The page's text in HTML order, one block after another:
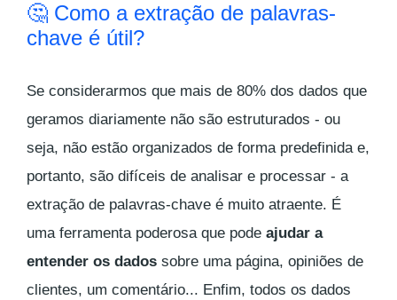
🤔 Como a extração de palavras-
chave é útil?
Se considerarmos que mais de 80% dos dados que
geramos diariamente não são estruturados - ou
seja, não estão organizados de forma predefinida e,
portanto, são difíceis de analisar e processar - a
extração de palavras-chave é muito atraente. É
uma ferramenta poderosa que pode ajudar a
entender os dados sobre uma página, opiniões de
clientes, um comentário... Enfim, todos os dados